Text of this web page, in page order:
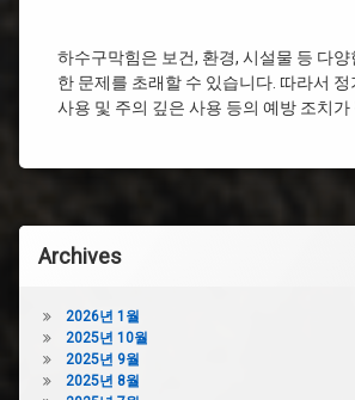
하수구막힘은 보건, 환경, 시설물 등 다
한 문제를 초래할 수 있습니다. 따라서 정
사용 및 주의 깊은 사용 등의 예방 조치가
수
힘
싱
하
수
구
막
Archives
2026년 1월
2025년 10월
2025년 9월
2025년 8월